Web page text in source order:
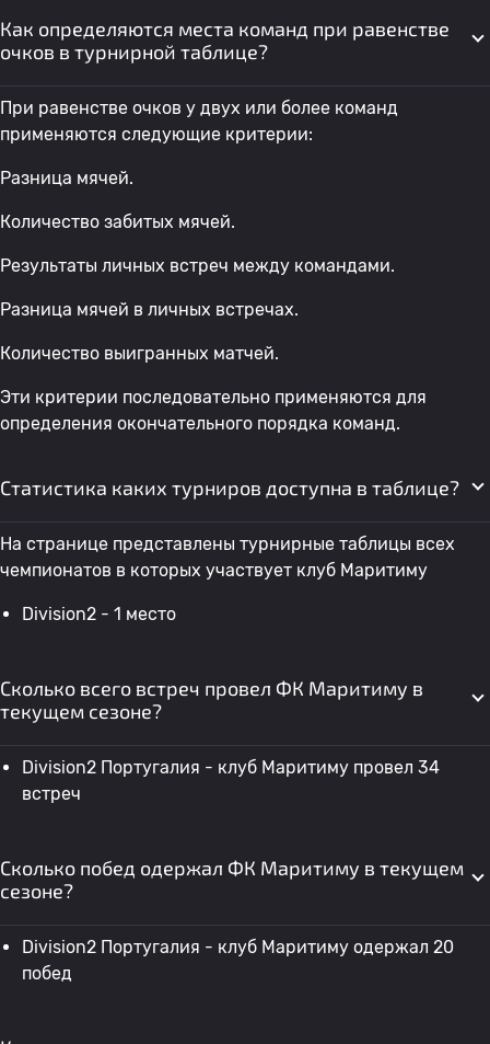
Как определяются места команд при равенстве
очков в турнирной таблице?
При равенстве очков у двух или более команд
применяются следующие критерии:
Разница мячей.
Количество забитых мячей.
Результаты личных встреч между командами.
Разница мячей в личных встречах.
Количество выигранных матчей.
Эти критерии последовательно применяются для
определения окончательного порядка команд.
Статистика каких турниров доступна в таблице?
На странице представлены турнирные таблицы всех
чемпионатов в которых участвует клуб Маритиму
Division2 - 1 место
Сколько всего встреч провел ФК Маритиму в
текущем сезоне?
Division2 Португалия - клуб Маритиму провел 34
встреч
Сколько побед одержал ФК Маритиму в текущем
сезоне?
Division2 Португалия - клуб Маритиму одержал 20
побед